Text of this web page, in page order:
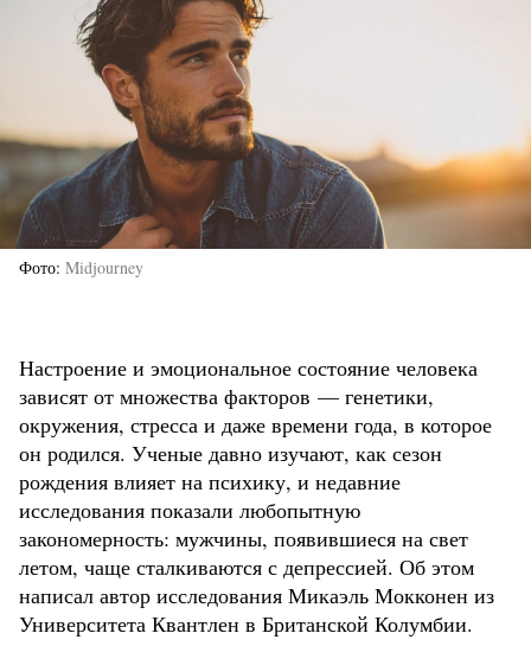
Фото Midjourney
Настроение и эмоциональное состояние человека
зависят от множества факторов — генетики,
окружения, стресса и даже времени года, в которое
он родился. Ученые давно изучают, как сезон
рождения влияет на психику, и недавние
исследования показали любопытную
закономерность: мужчины, появившиеся на свет
летом, чаще сталкиваются с депрессией. Об этом
написал автор исследования Микаэль Мокконен из
Университета Квантлен в Британской Колумбии.